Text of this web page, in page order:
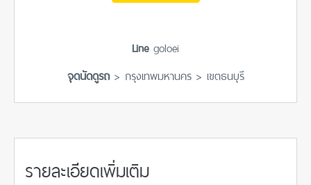
Linegoloei
จุดนัดดูรถ> กรุงเทพมหานคร > เขตธนบุรี
รายละเอียดเพิ่มเติม